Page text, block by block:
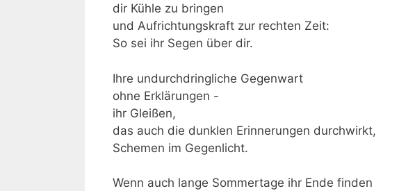
dir Kühle zu bringen
und Aufrichtungskraft zur rechten Zeit:
So sei ihr Segen über dir.
Ihre undurchdringliche Gegenwart
ohne Erklärungen -
ihr Gleißen,
das auch die dunklen Erinnerungen durchwirkt,
Schemen im Gegenlicht.
Wenn auch lange Sommertage ihr Ende finden